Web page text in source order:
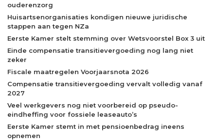
ouderenzorg
Huisartsenorganisaties kondigen nieuwe juridische
stappen aan tegen NZa
Eerste Kamer stelt stemming over Wetsvoorstel Box 3 uit
Einde compensatie transitievergoeding nog lang niet
zeker
Fiscale maatregelen Voorjaarsnota 2026
Compensatie transitievergoeding vervalt volledig vanaf
2027
Veel werkgevers nog niet voorbereid op pseudo-
eindheffing voor fossiele leaseauto’s
Eerste Kamer stemt in met pensioenbedrag ineens
opnemen